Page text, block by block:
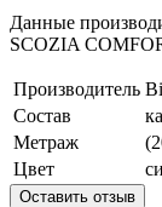
Данные
SCOZIA
Производитель
Состав
Метраж
Цвет
Оставить отзыв